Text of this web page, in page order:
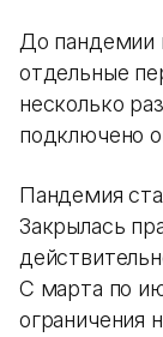
До пандемии
отдельные
несколько
подключено
Пандемия
Закрылась
С марта по
ограничения